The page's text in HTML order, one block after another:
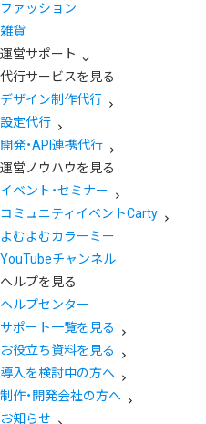
ファッション
雑貨
運営サポート
代行サービスを見る
デザイン制作代行
設定代行
開発・API連携代行
運営ノウハウを見る
イベント・セミナー
コミュニティイベントCarty
よむよむカラーミー
YouTubeチャンネル
ヘルプを見る
ヘルプセンター
サポート一覧を見る
お役立ち資料を見る
導入を検討中の方へ
制作・開発会社の方へ
お知らせ